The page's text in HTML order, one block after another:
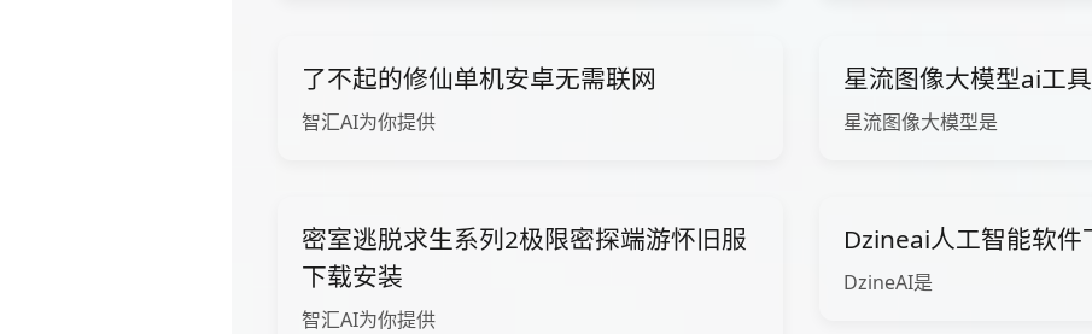
了不起的修仙单机安卓无需联网
智汇AI为你提供
星流图像大模型ai工具
星流图像大模型是
密室逃脱求生系列2极限密探端游怀旧服
下载安装
智汇AI为你提供
Dzineai人工智能软件
DzineAI是